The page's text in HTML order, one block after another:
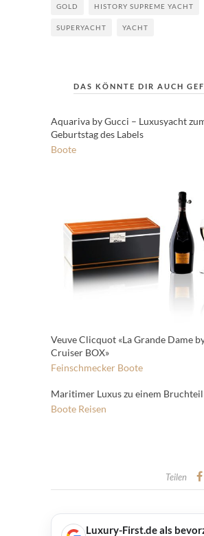
GOLD HISTORY SUPREME YACHT
SUPERYACHT YACHT
DAS KÖNNTE DIR AUCH
Aquariva by Gucci – Luxusyacht
Geburtstag des Labels
Boote
Veuve Clicquot «La Grande Dame
Cruiser BOX»
Feinschmecker Boote
Maritimer Luxus zu einem
Boote Reisen
Teilen
Luxury-First.de als